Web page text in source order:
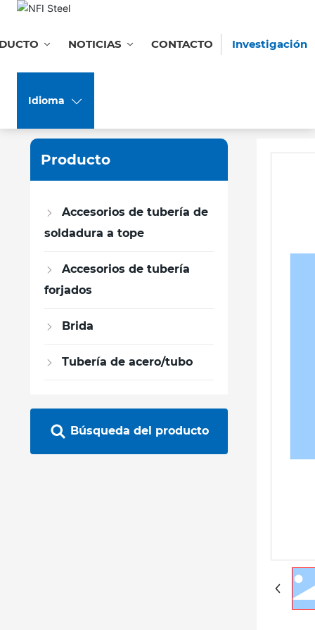
NOTICIAS CONTACTO Investigación
Idioma
Producto
Accesorios de tubería de
soldadura a tope
Accesorios de tubería
forjados
Brida
Tubería de acero/tubo
Búsqueda del producto